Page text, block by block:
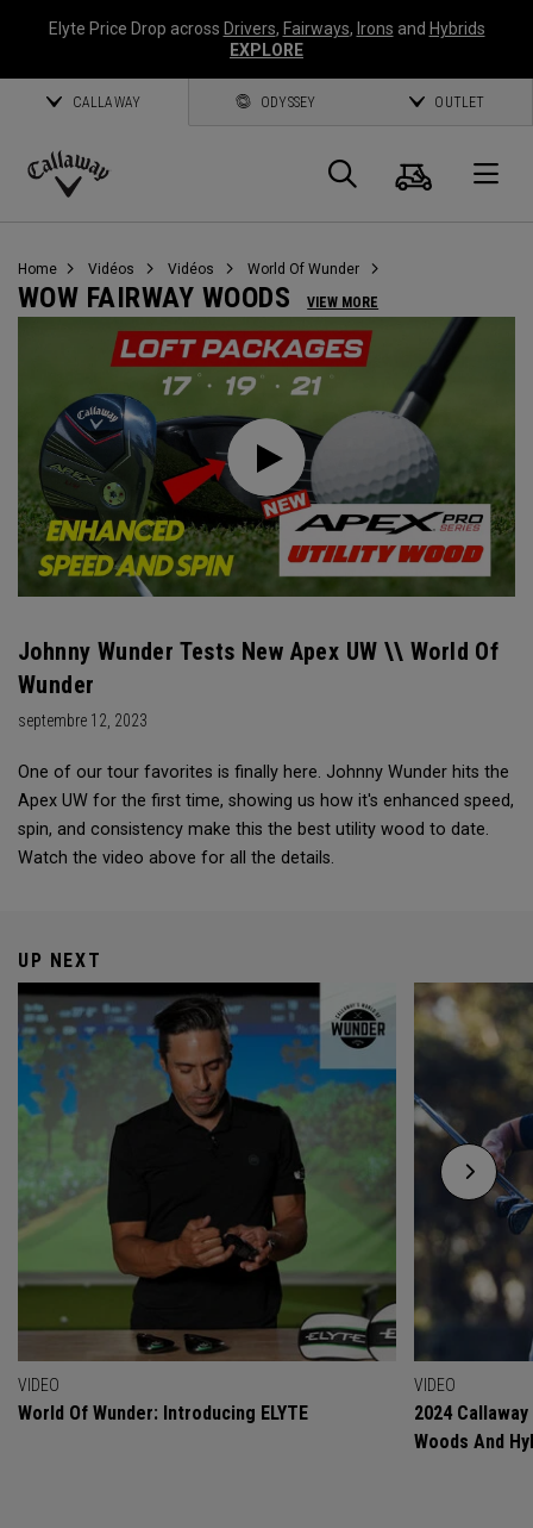
Elyte Price Drop across Drivers, Fairways, Irons and Hybrids
EXPLORE
CALLAWAY ODYSSEY OUTLET
Callaway
Panier
Home Vidéos Vidéos World Of Wunder
WOW FAIRWAY WOODS VIEW MORE
Johnny Wunder Tests New Apex UW \\ World Of
Wunder
septembre 12, 2023
One of our tour favorites is finally here. Johnny Wunder hits the
Apex UW for the first time, showing us how it's enhanced speed,
spin, and consistency make this the best utility wood to date.
Watch the video above for all the details.
UP NEXT
VIDEO
World Of Wunder: Introducing ELYTE
VIDEO
2024
Woods And